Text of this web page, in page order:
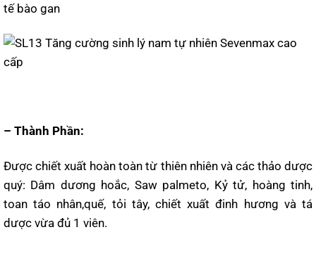
tế bào gan
– Thành Phần:
Được chiết xuất hoàn toàn từ thiên nhiên và các thảo dược
quý: Dâm dương hoắc, Saw palmeto, Kỷ tử, hoàng tinh,
toan táo nhân,quế, tỏi tây, chiết xuất đinh hương và tá
dược vừa đủ 1 viên.